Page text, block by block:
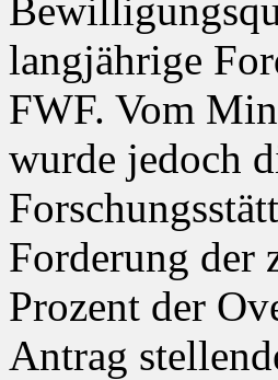
langjährige
FWF. Vom
wurde jedoch
Forderung der
Prozent der
Antrag